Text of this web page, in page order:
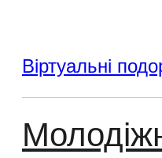
Віртуальні